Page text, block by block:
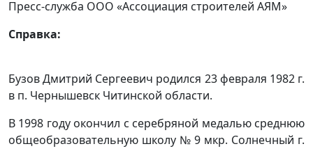
Пресс-служба ООО «Ассоциация строителей АЯМ»
Справка:
Бузов Дмитрий Сергеевич родился 23 февраля 1982 г.
в п. Чернышевск Читинской области.
В 1998 году окончил с серебряной медалью среднюю
общеобразовательную школу № 9 мкр. Солнечный г.